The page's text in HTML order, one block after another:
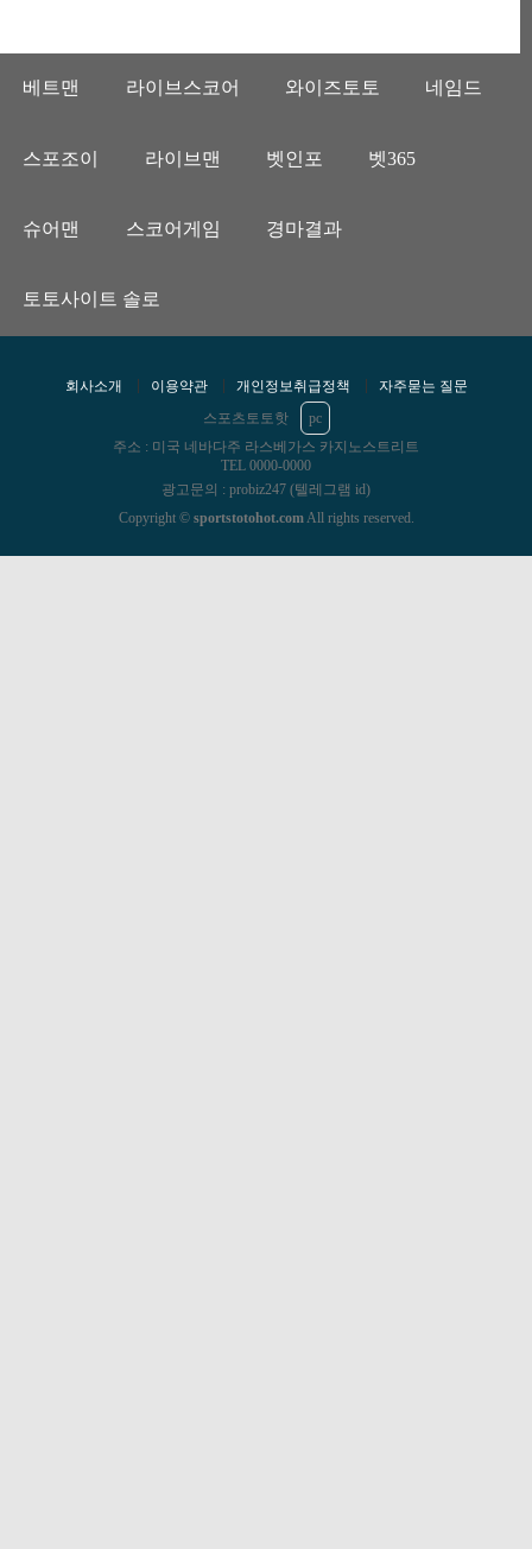
베트맨 라이브스코어 와이즈토토 네임드
스포조이 라이브맨 벳인포 벳365
슈어맨 스코어게임 경마결과
토토사이트 솔로
회사소개 이용약관 개인정보취급정책
자주묻는 질문
스포츠토토핫
pc
주소 : 미국 네바다주 라스베가스 카지노스트리트
TEL 0000-0000
광고문의 : probiz247 (텔레그램 id)
Copyright © sportstotohot.comAll rights reserved.